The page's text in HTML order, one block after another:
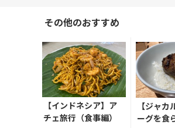
その他のおすすめ
【インドネシア】ア
チェ旅行（食事編）
【ジャカ
ーグを食